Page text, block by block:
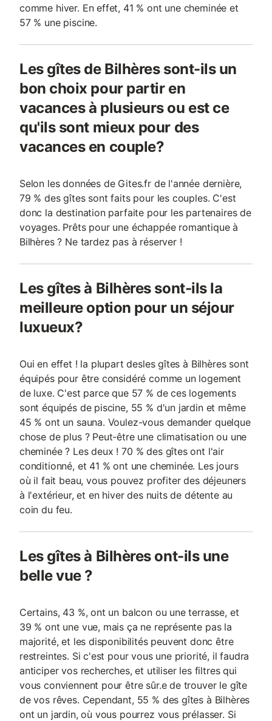
comme hiver. En effet, 41 % ont une cheminée et
57 % une piscine.
Les gîtes de Bilhères sont-ils un
bon choix pour partir en
vacances à plusieurs ou est ce
qu'ils sont mieux pour des
vacances en couple?
Selon les données de Gites.fr de l'année dernière,
79 % des gîtes sont faits pour les couples. C'est
donc la destination parfaite pour les partenaires de
voyages. Prêts pour une échappée romantique à
Bilhères ? Ne tardez pas à réserver !
Les gîtes à Bilhères sont-ils la
meilleure option pour un séjour
luxueux?
Oui en effet ! la plupart desles gîtes à Bilhères sont
équipés pour être considéré comme un logement
de luxe. C'est parce que 57 % de ces logements
sont équipés de piscine, 55 % d'un jardin et même
45 % ont un sauna. Voulez-vous demander quelque
chose de plus ? Peut-être une climatisation ou une
cheminée ? Les deux ! 70 % des gîtes ont l'air
conditionné, et 41 % ont une cheminée. Les jours
où il fait beau, vous pouvez profiter des déjeuners
à l'extérieur, et en hiver des nuits de détente au
coin du feu.
Les gîtes à Bilhères ont-ils une
belle vue ?
Certains, 43 %, ont un balcon ou une terrasse, et
39 % ont une vue, mais ça ne représente pas la
majorité, et les disponibilités peuvent donc être
restreintes. Si c'est pour vous une priorité, il faudra
anticiper vos recherches, et utiliser les filtres qui
vous conviennent pour être sûr.e de trouver le gîte
de vos rêves. Cependant, 55 % des gîtes à Bilhères
ont un jardin, où vous pourrez vous prélasser. Si